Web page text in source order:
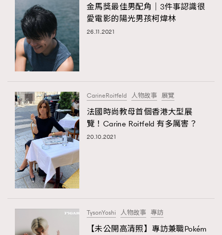
金馬獎最佳男配角｜3件事認識很
愛電影的陽光男孩柯煒林
26.11.2021
CarineRoitfeld 人物故事 展覽
法國時尚教母首個香港大型展
覽！Carine Roitfeld 有多厲害？
20.10.2021
TysonYoshi 人物故事 專訪
【未公開高清照】專訪兼職Pokém